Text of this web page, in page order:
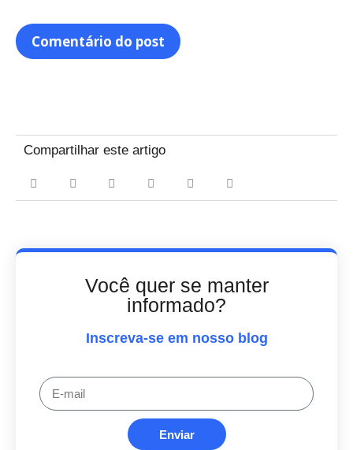
Compartilhar este artigo
Você quer se manter
informado?
Inscreva-se em nosso blog
Enviar